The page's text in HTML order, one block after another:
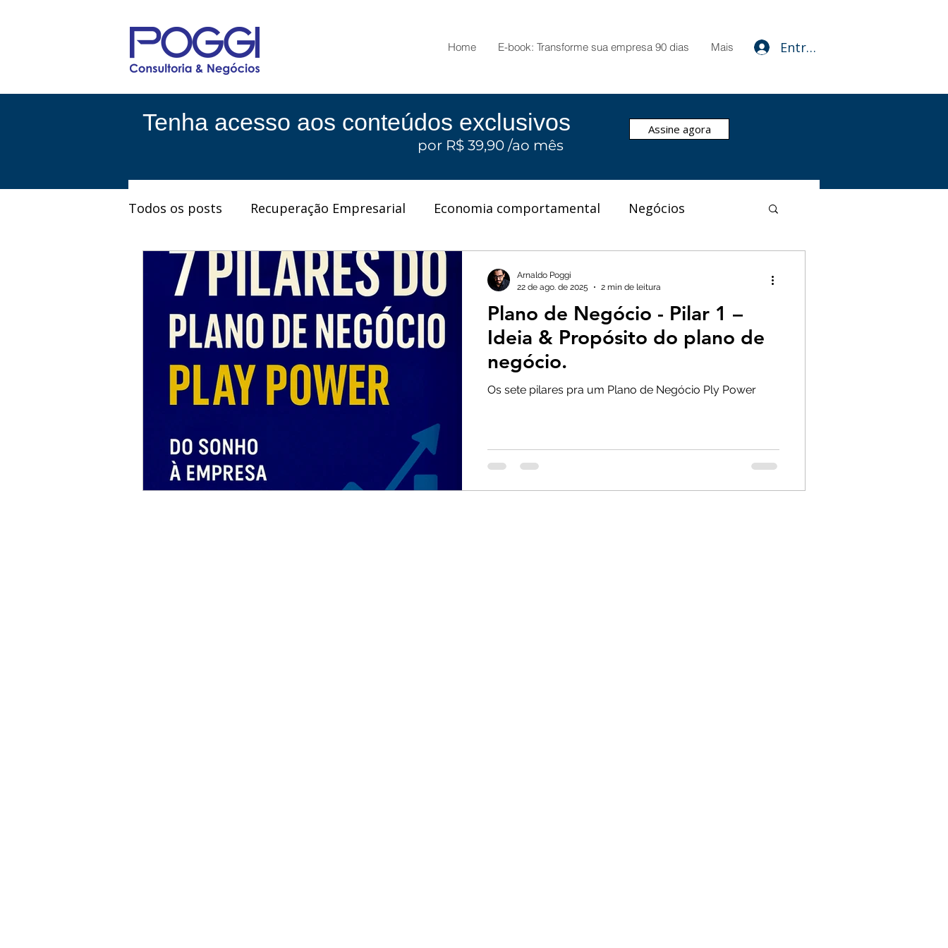
Home E-book: Transforme sua empresa 90 dias Mais Entrar
Tenha acesso aos conteúdos exclusivos
por R$ 39,90 /ao mês
Assine agora
Todos os posts Recuperação Empresarial Economia comportamental Negócios
Finanças Pessoais Finanças empresariais
Finanças comportamentais
Plano de Negócio - Pilar 1 –
Ideia & Propósito do plano de
negócio.
Os sete pilares pra um Plano de Negócio Ply Power
Arnaldo Poggi
22 de ago. de 2025
2 min de leitura